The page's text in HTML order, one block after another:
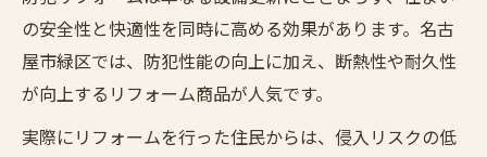
の安全性と快適性を同時に高める効果があります。名古
屋市緑区では、防犯性能の向上に加え、断熱性や耐久性
が向上するリフォーム商品が人気です。
実際にリフォームを行った住民からは、侵入リスクの低